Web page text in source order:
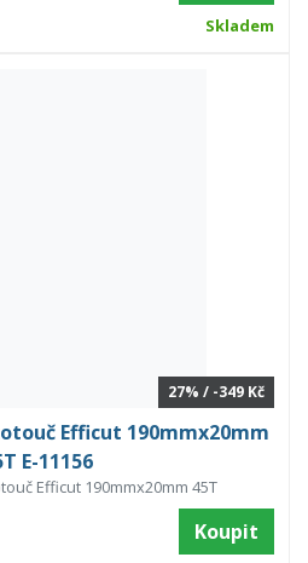
Skladem
27% / -349 Kč
Efficut 190mmx20mm
E-11156
Efficut 190mmx20mm 45T
Koupit